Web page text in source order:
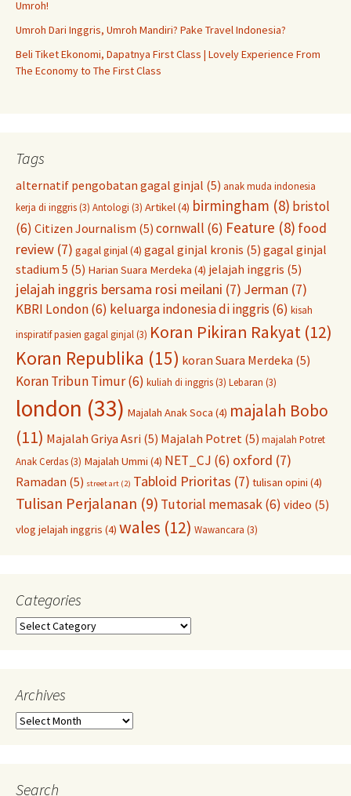
Umroh!
Umroh Dari Inggris, Umroh Mandiri? Pake Travel Indonesia?
Beli Tiket Ekonomi, Dapatnya First Class | Lovely Experience From
The Economy to The First Class
Tags
alternatif pengobatan gagal ginjal (5) anak muda indonesia
kerja di inggris(3) Antologi (3) Artikel (4) birmingham (8) bristol
(6) Citizen Journalism (5) cornwall (6) Feature (8) food
review (7) gagal ginjal (4) gagal ginjal kronis (5) gagal ginjal
stadium 5 (5) Harian Suara Merdeka (4) jelajah inggris (5)
jelajah inggris bersama rosi meilani (7) Jerman (7)
KBRI London(6) keluarga indonesia di inggris(6) kisah
inspiratif pasien gagal ginjal (3) Koran Pikiran Rakyat (12)
Koran Republika (15) koran Suara Merdeka (5)
Koran Tribun Timur(6) kuliah di inggris(3) Lebaran (3)
london (33) Majalah Anak Soca (4) majalah Bobo
(11) Majalah Griya Asri (5) Majalah Potret (5) majalah Potret
Anak Cerdas(3) Majalah Ummi (4) NET_CJ (6) oxford (7)
Ramadan (5) street art (2) Tabloid Prioritas (7) tulisan opini (4)
Tulisan Perjalanan (9) Tutorial memasak(6) video (5)
vlog jelajah inggris (4) wales (12) Wawancara (3)
Categories
Categories
Archives
Archives
Search